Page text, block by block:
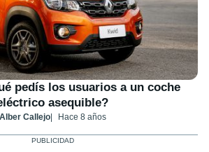
pedís los usuarios a un coche
asequible?
Alber Callejo Hace 8 años